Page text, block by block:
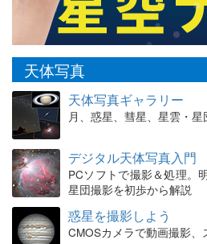
天体写真
天体写真ギャラリー
月、惑星、彗星、星雲・
デジタル天体写真入門
PCソフトで撮影＆処理。
星団撮影を初歩から解説
惑星を撮影しよう
CMOSカメラで動画撮影